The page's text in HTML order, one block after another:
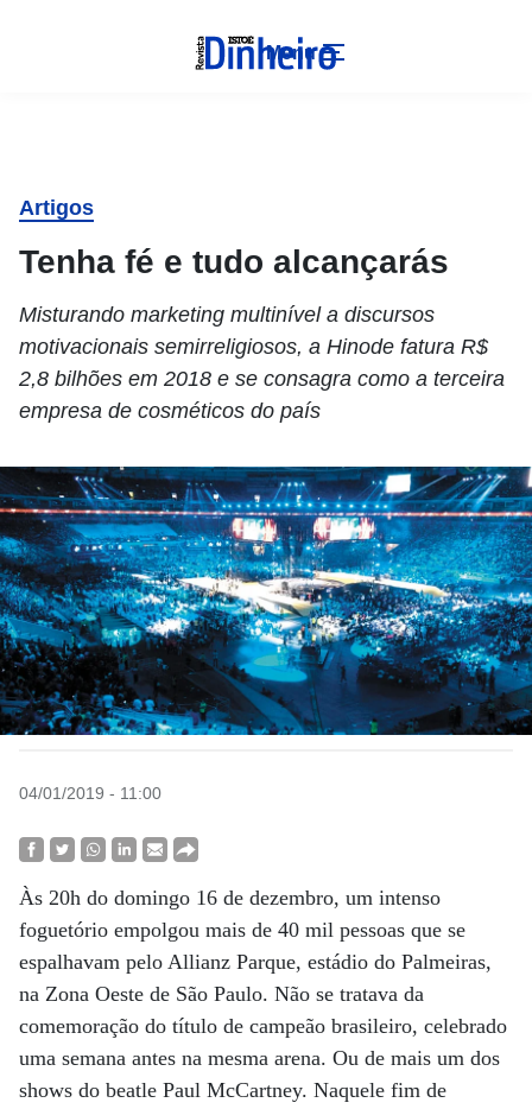
Menu
Artigos
Tenha fé e tudo alcançarás
Misturando marketing multinível a discursos
motivacionais semirreligiosos, a Hinode fatura R$
2,8 bilhões em 2018 e se consagra como a terceira
empresa de cosméticos do país
04/01/2019 - 11:00
Às 20h do domingo 16 de dezembro, um intenso
foguetório empolgou mais de 40 mil pessoas que se
espalhavam pelo Allianz Parque, estádio do Palmeiras,
na Zona Oeste de São Paulo. Não se tratava da
comemoração do título de campeão brasileiro, celebrado
uma semana antes na mesma arena. Ou de mais um dos
shows do beatle Paul McCartney. Naquele fim de